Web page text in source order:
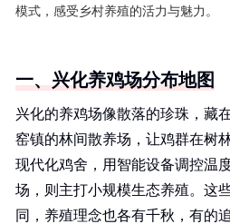
模式，感受乡村养殖的活力与魅力。
一、兴化养鸡场分布地图
兴化的养鸡场像散落的珍珠，藏
窑镇的林间散养场，让鸡群在树
现代化鸡舍，用智能设备调控温
场，则主打小规模生态养殖。这
同，养殖理念也各有千秋，有的